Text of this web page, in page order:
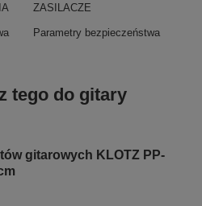
ZASILACZE
Parametry bezpieczeństwa
tego do gitary
gitarowych KLOTZ PP-